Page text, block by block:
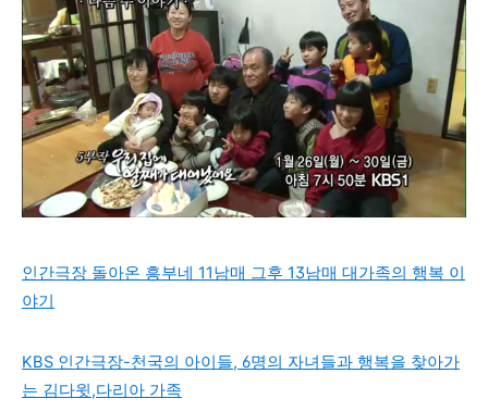
인간극장 돌아온 흥부네 11남매 그후 13남매 대가족의 행복 이
야기
KBS 인간극장-천국의 아이들, 6명의 자녀들과 행복을 찾아가
는 김다윗,다리아 가족